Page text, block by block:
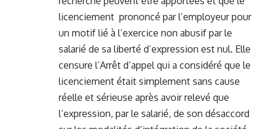
licenciement prononcé par l’employeur pour
un motif lié à l’exercice non abusif par le
salarié de sa liberté d’expression est nul. Elle
censure l’Arrêt d’appel qui a considéré que le
licenciement était simplement sans cause
réelle et sérieuse après avoir relevé que
l’expression, par le salarié, de son désaccord